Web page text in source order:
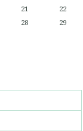
21
22
28
29